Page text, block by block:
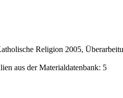
Religion 2005,
aus der Materialdatenbank: 5